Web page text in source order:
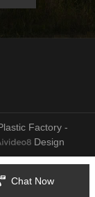
Factory -
Design
Chat Now